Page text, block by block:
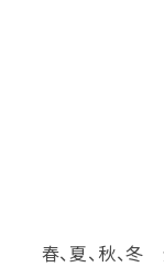
春、夏、秋、